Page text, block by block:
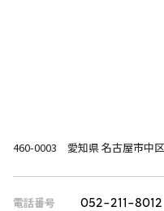
460-0003 愛知県 名古屋市中区
電話番号 052-211-8012